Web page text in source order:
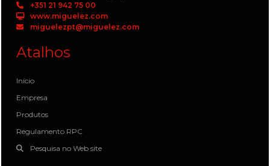
+351 21 942 75 00
www.miguelez.com
miguelezpt@miguelez.com
Atalhos
Início
Empresa
Produtos
Regulamento RPC
Pesquisa no Web site